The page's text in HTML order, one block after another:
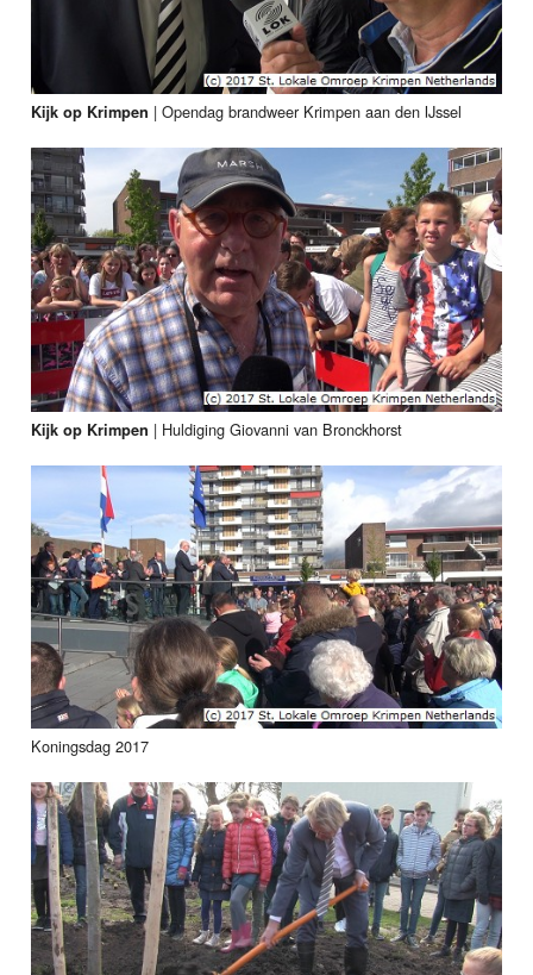
Kijk op Krimpen |Opendag brandweer Krimpen aan den IJssel
Kijk op Krimpen | Huldiging Giovanni van Bronckhorst
Koningsdag 2017